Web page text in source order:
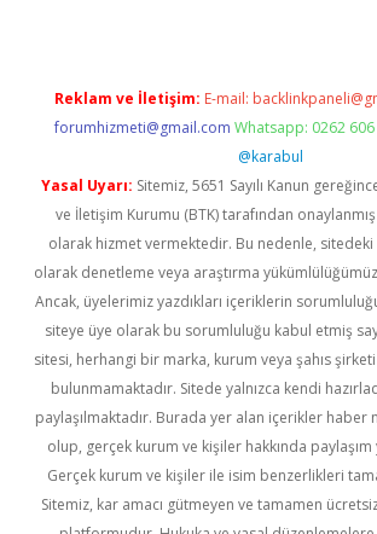
Reklam ve İletişim: E-mail:
forumhizmeti@gmail.com Whatsapp: 0262
@karabul
Yasal Uyarı: Sitemiz, 5651 Sayılı Kanun
ve İletişim Kurumu (BTK) tarafından onaylanmış
olarak hizmet vermektedir. Bu nedenle,
olarak denetleme veya araştırma
Ancak, üyelerimiz yazdıkları içeriklerin
siteye üye olarak bu sorumluluğu kabul etmiş
sitesi, herhangi bir marka, kurum veya şahıs
bulunmamaktadır. Sitede yalnızca kendi
paylaşılmaktadır. Burada yer alan içerikler haber
olup, gerçek kurum ve kişiler hakkında paylaşım
Gerçek kurum ve kişiler ile isim benzerlikleri
Sitemiz, kar amacı gütmeyen ve tamamen